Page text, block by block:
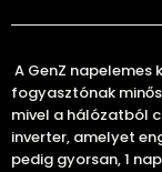
A GenZ
fogyasztónak
mivel a hálózatból
inverter, amelyet
pedig gyorsan, 1